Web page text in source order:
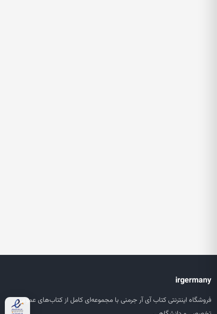
irgermany
فروشگاه اینترنتی کتاب آی آر جرمنی با مجموعه‌ای کامل از کتاب‌های عمومی،